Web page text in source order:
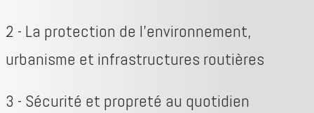
événéments▼
tribune libre
2 - La protection de l’environnement,
urbanisme et infrastructures routières
3 - Sécurité et propreté au quotidien